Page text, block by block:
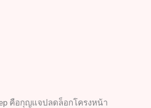
คือกุญแจปลดล็อกโครงหน้า